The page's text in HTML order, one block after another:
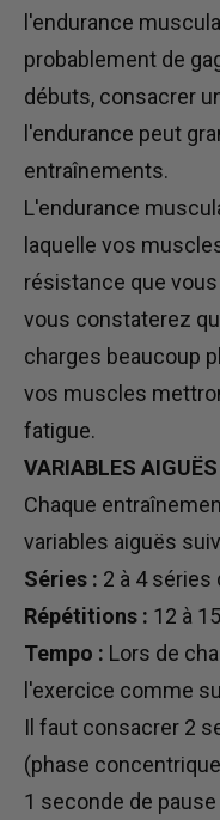
l'endurance
probablement de
débuts, consacrer
l'endurance peut
entraînements.
L'endurance
laquelle vos
résistance que
vous constaterez
charges beaucoup
vos muscles
fatigue.
VARIABLES AIGUËS
Chaque
variables aiguës
Séries : 2 à 4 séries
Répétitions : 12 à
Tempo : Lors de
l'exercice comme
Il faut consacrer 2
(phase
1 seconde de